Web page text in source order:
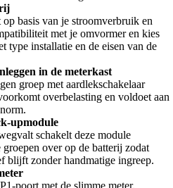
basis van je stroomverbruik en
met je omvormer en kies
type installatie en de eisen van de
in de meterkast
groep met aardlekschakelaar
overbelasting en voldoet aan
upmodule
schakelt deze module
groepen over op de batterij zodat
blijft zonder handmatige ingreep.
poort met de slimme meter.